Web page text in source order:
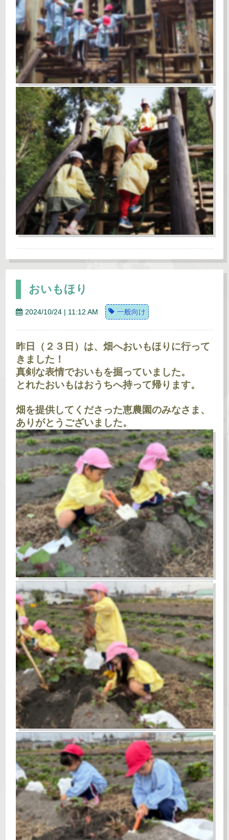
おいもほり
2024/10/24 | 11:12 AM 一般向け
昨日（２３日）は、畑へおいもほりに行って
きました！
真剣な表情でおいもを掘っていました。
とれたおいもはおうちへ持って帰ります。
畑を提供してくださった恵農園のみなさま、
ありがとうございました。